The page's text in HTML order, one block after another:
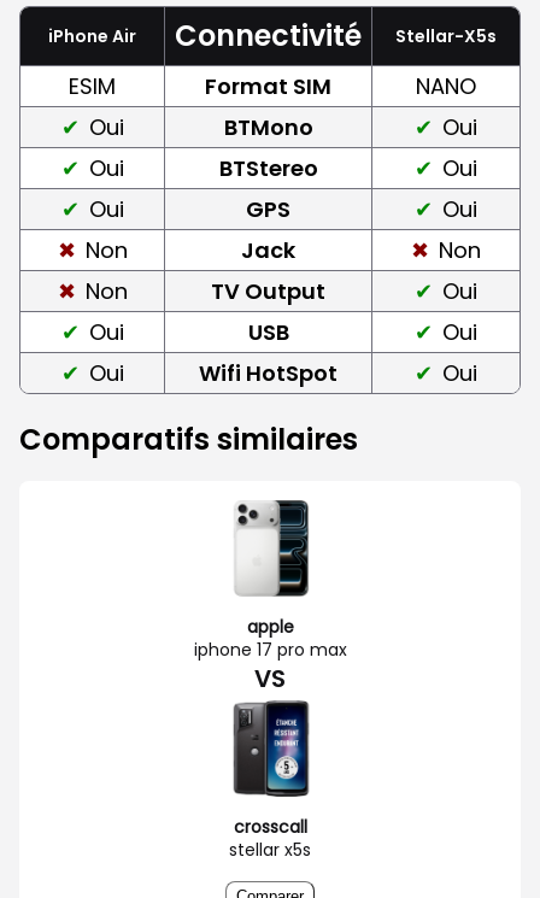
iPhone Air Connectivité Stellar-X5s
ESIM Format SIM
NANO
Oui
BTMono
Oui
Oui
BTStereo
Oui
Oui
GPS
Oui
Non
Jack
Non
Non
TV Output
Oui
Oui
USB
Oui
Oui
Wifi HotSpot Oui
Comparatifs similaires
apple
iphone 17 pro max
VS
crosscall
stellar x5s